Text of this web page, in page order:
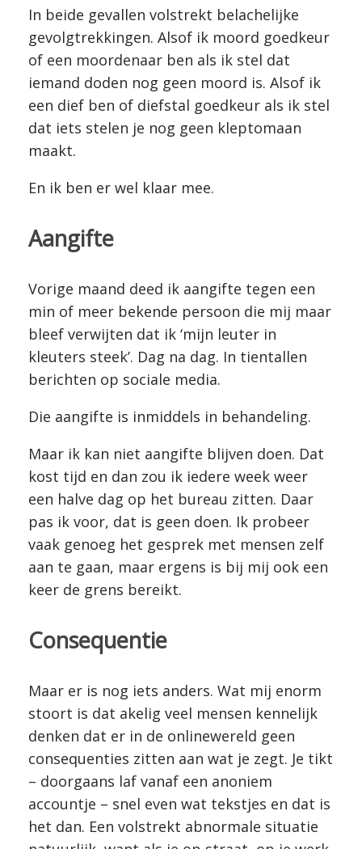
In beide gevallen volstrekt belachelijke
gevolgtrekkingen. Alsof ik moord goedkeur
of een moordenaar ben als ik stel dat
iemand doden nog geen moord is. Alsof ik
een dief ben of diefstal goedkeur als ik stel
dat iets stelen je nog geen kleptomaan
maakt.
En ik ben er wel klaar mee.
Aangifte
Vorige maand deed ik aangifte tegen een
min of meer bekende persoon die mij maar
bleef verwijten dat ik ‘mijn leuter in
kleuters steek’. Dag na dag. In tientallen
berichten op sociale media.
Die aangifte is inmiddels in behandeling.
Maar ik kan niet aangifte blijven doen. Dat
kost tijd en dan zou ik iedere week weer
een halve dag op het bureau zitten. Daar
pas ik voor, dat is geen doen. Ik probeer
vaak genoeg het gesprek met mensen zelf
aan te gaan, maar ergens is bij mij ook een
keer de grens bereikt.
Consequentie
Maar er is nog iets anders. Wat mij enorm
stoort is dat akelig veel mensen kennelijk
denken dat er in de onlinewereld geen
consequenties zitten aan wat je zegt. Je tikt
– doorgaans laf vanaf een anoniem
accountje – snel even wat tekstjes en dat is
het dan. Een volstrekt abnormale situatie